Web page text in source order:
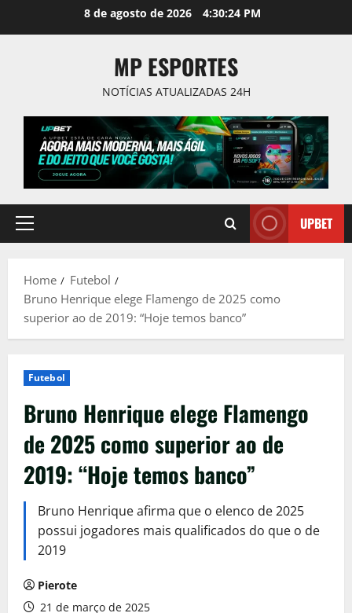
8 de agosto de 2026 4:30:25 PM
MP ESPORTES
NOTÍCIAS ATUALIZADAS 24H
Primary
UPBET
Home
Futebol
Bruno Henrique elege Flamengo de 2025 como
superior ao de 2019: “Hoje temos banco”
Futebol
Bruno Henrique elege Flamengo
de 2025 como superior ao de
2019: “Hoje temos banco”
Bruno Henrique afirma que o elenco de 2025
possui jogadores mais qualificados do que o de
2019
Pierote
21 de março de 2025